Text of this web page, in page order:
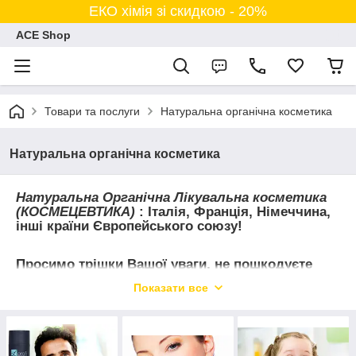
ЕКО хімія зі скидкою - 20%
ACE Shop
Товари та послуги Натуральна органічна косметика
Натуральна органічна косметика
Натуральна Органічна Лікувальна косметика
(КОСМЕЦЕВТИКА) : Італія, Франція, Німеччина,
інші країни Європейського союзу!
Просимо трішки Вашої уваги, не пошкодуєте
А Вас хіба не дістала постійна безглузда реклама продукції,
При цьому виробники зовсім не переживають про клієнта,
Показати все